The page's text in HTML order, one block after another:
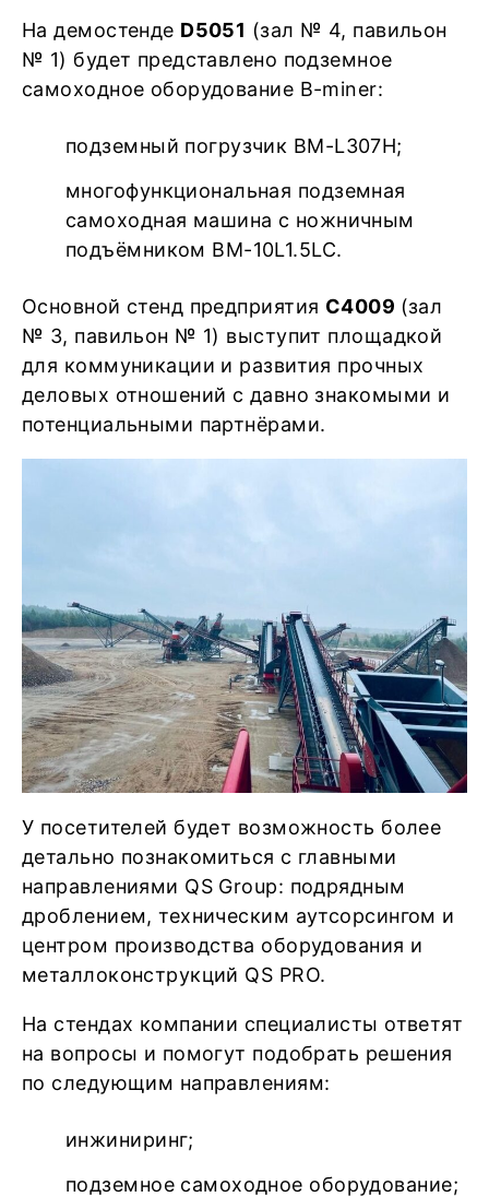
На демостенде D5051 (зал № 4, павильон
№ 1) будет представлено подземное
самоходное оборудование B-miner:
подземный погрузчик BM-L307Н;
многофункциональная подземная
самоходная машина с ножничным
подъёмником BM-10L1.5LC.
Основной стенд предприятия C4009 (зал
№ 3, павильон № 1) выступит площадкой
для коммуникации и развития прочных
деловых отношений с давно знакомыми и
потенциальными партнёрами.
У посетителей будет возможность более
детально познакомиться с главными
направлениями QS Group: подрядным
дроблением, техническим аутсорсингом и
центром производства оборудования и
металлоконструкций QS PRO.
На стендах компании специалисты ответят
на вопросы и помогут подобрать решения
по следующим направлениям:
инжиниринг;
подземное самоходное оборудование;